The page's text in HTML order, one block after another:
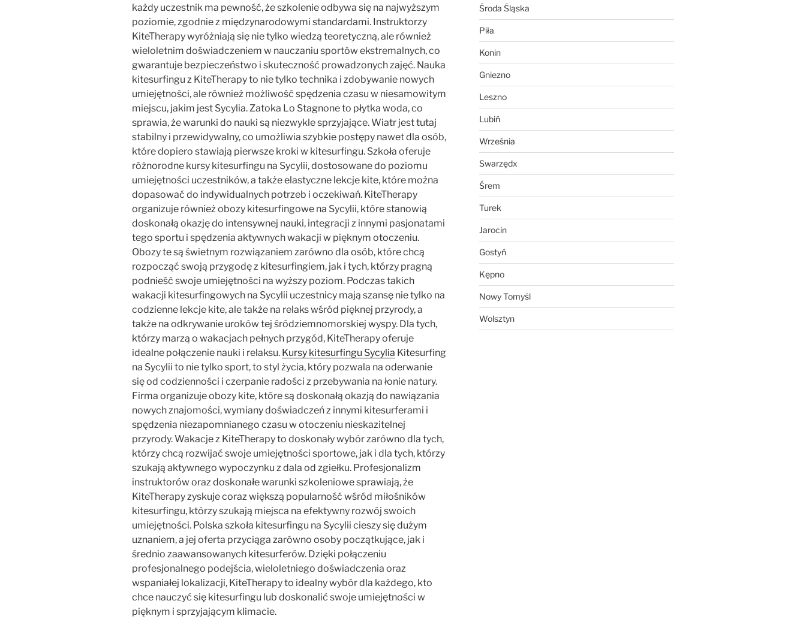
każdy uczestnik ma pewność, że szkolenie odbywa się na najwyższym
poziomie, zgodnie z międzynarodowymi standardami. Instruktorzy
KiteTherapy wyróżniają się nie tylko wiedzą teoretyczną, ale również
wieloletnim doświadczeniem w nauczaniu sportów ekstremalnych, co
gwarantuje bezpieczeństwo i skuteczność prowadzonych zajęć. Nauka
kitesurfingu z KiteTherapy to nie tylko technika i zdobywanie nowych
umiejętności, ale również możliwość spędzenia czasu w niesamowitym
miejscu, jakim jest Sycylia. Zatoka Lo Stagnone to płytka woda, co
sprawia, że warunki do nauki są niezwykle sprzyjające. Wiatr jest tutaj
stabilny i przewidywalny, co umożliwia szybkie postępy nawet dla osób,
które dopiero stawiają pierwsze kroki w kitesurfingu. Szkoła oferuje
różnorodne kursy kitesurfingu na Sycylii, dostosowane do poziomu
umiejętności uczestników, a także elastyczne lekcje kite, które można
dopasować do indywidualnych potrzeb i oczekiwań. KiteTherapy
organizuje również obozy kitesurfingowe na Sycylii, które stanowią
doskonałą okazję do intensywnej nauki, integracji z innymi pasjonatami
tego sportu i spędzenia aktywnych wakacji w pięknym otoczeniu.
Obozy te są świetnym rozwiązaniem zarówno dla osób, które chcą
rozpocząć swoją przygodę z kitesurfingiem, jak i tych, którzy pragną
podnieść swoje umiejętności na wyższy poziom. Podczas takich
wakacji kitesurfingowych na Sycylii uczestnicy mają szansę nie tylko na
codzienne lekcje kite, ale także na relaks wśród pięknej przyrody, a
także na odkrywanie uroków tej śródziemnomorskiej wyspy. Dla tych,
którzy marzą o wakacjach pełnych przygód, KiteTherapy oferuje
idealne połączenie nauki i relaksu. Kursy kitesurfingu Sycylia Kitesurfing
na Sycylii to nie tylko sport, to styl życia, który pozwala na oderwanie
się od codzienności i czerpanie radości z przebywania na łonie natury.
Firma organizuje obozy kite, które są doskonałą okazją do nawiązania
nowych znajomości, wymiany doświadczeń z innymi kitesurferami i
spędzenia niezapomnianego czasu w otoczeniu nieskazitelnej
przyrody. Wakacje z KiteTherapy to doskonały wybór zarówno dla tych,
którzy chcą rozwijać swoje umiejętności sportowe, jak i dla tych, którzy
szukają aktywnego wypoczynku z dala od zgiełku. Profesjonalizm
instruktorów oraz doskonałe warunki szkoleniowe sprawiają, że
KiteTherapy zyskuje coraz większą popularność wśród miłośników
kitesurfingu, którzy szukają miejsca na efektywny rozwój swoich
umiejętności. Polska szkoła kitesurfingu na Sycylii cieszy się dużym
uznaniem, a jej oferta przyciąga zarówno osoby początkujące, jak i
średnio zaawansowanych kitesurferów. Dzięki połączeniu
profesjonalnego podejścia, wieloletniego doświadczenia oraz
wspaniałej lokalizacji, KiteTherapy to idealny wybór dla każdego, kto
chce nauczyć się kitesurfingu lub doskonalić swoje umiejętności w
pięknym i sprzyjającym klimacie.
Środa Śląska
Piła
Konin
Gniezno
Leszno
Lubiń
Września
Swarzędx
Śrem
Turek
Jarocin
Gostyń
Kępno
Nowy Tomyśl
Wolsztyn